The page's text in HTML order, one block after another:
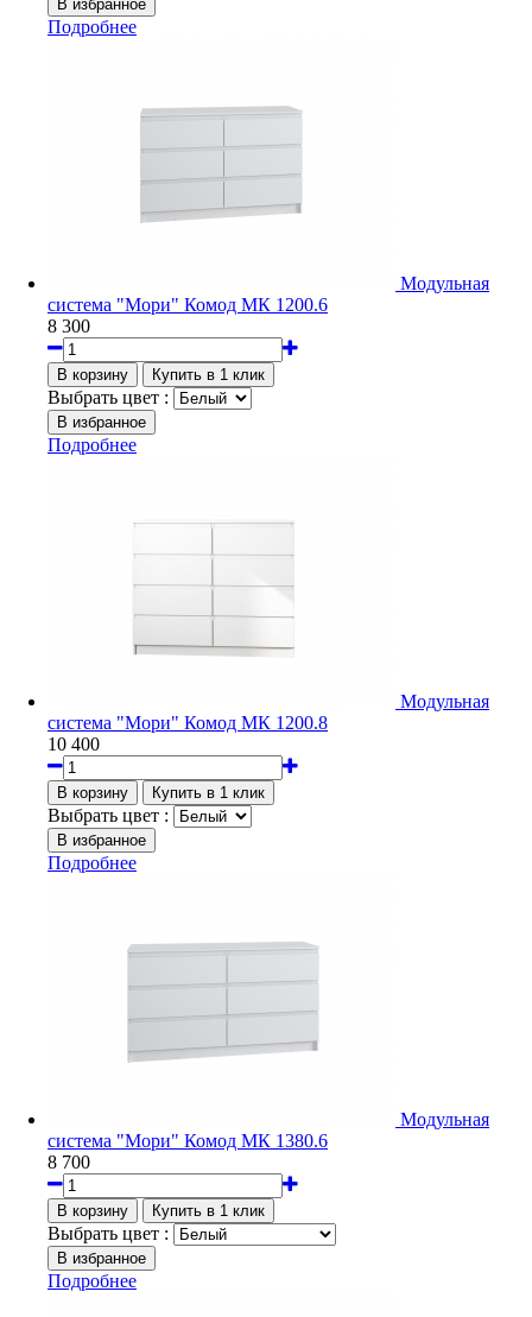
Подробнее
Модульная
система "Мори" Комод МК 1200.6
8 300
Выбрать цвет :
Подробнее
Модульная
система "Мори" Комод МК 1200.8
10 400
Выбрать цвет :
Подробнее
Модульная
система "Мори" Комод МК 1380.6
8 700
Выбрать цвет :
Подробнее